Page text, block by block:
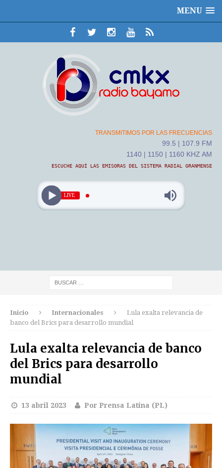
MENU
TRANSMITIMOS POR LAS FRECUENCIAS
99.5 | 107.9 FM
1140 | 1150 | 1160 KHZ AM
ESCUCHE AQUÍ LAS EMISORAS DEL SISTEMA RADIAL GRANMENSE
LIVE
Inicio Internacionales
Lula exalta relevancia de
banco del Brics para desarrollo mundial
Lula exalta relevancia de banco
del Brics para desarrollo
mundial
13 abril 2023 Por Prensa Latina (PL)